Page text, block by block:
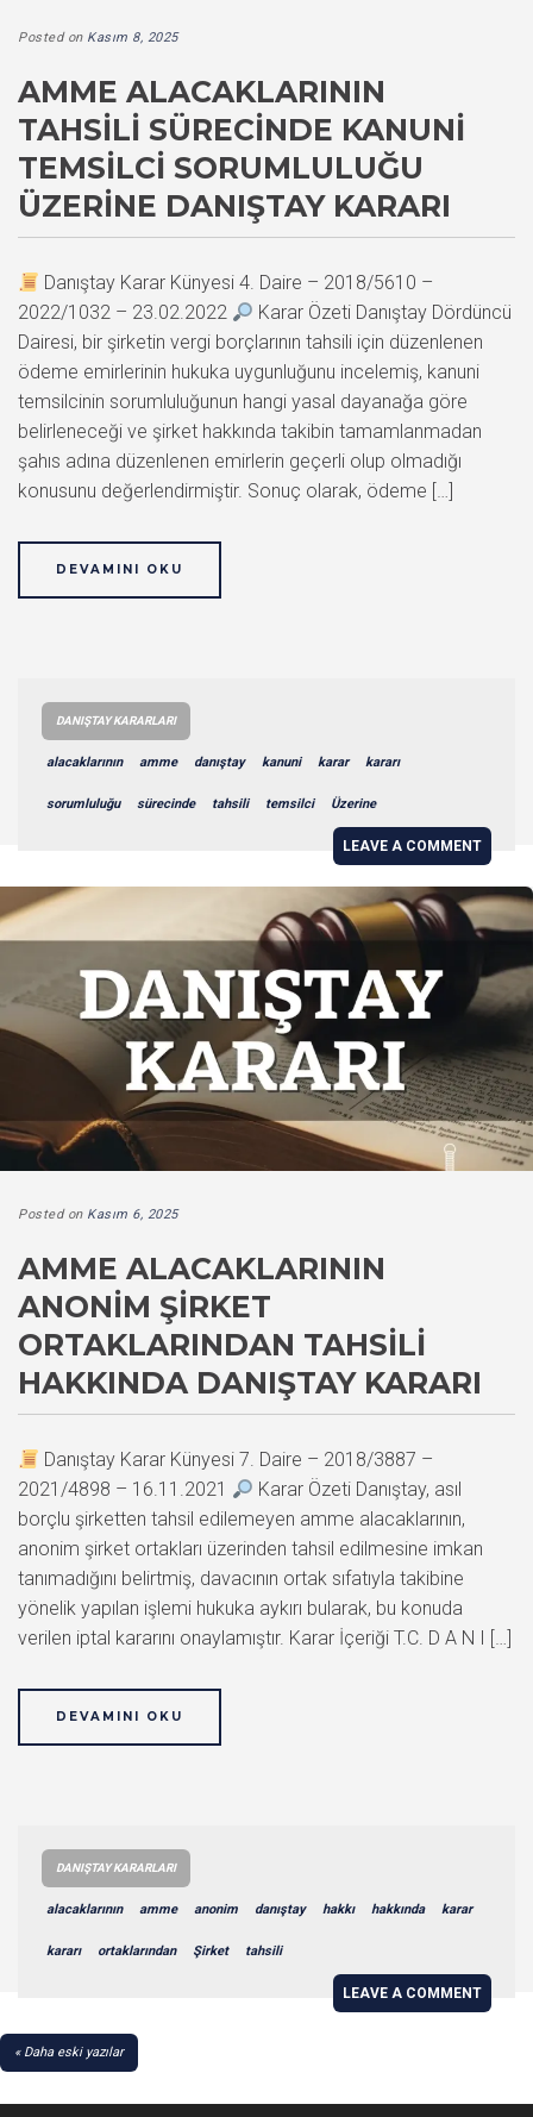
Posted on Kasım 8, 2025
AMME ALACAKLARININ
TAHSILI SÜRECINDE KANUNI
TEMSILCI SORUMLULUĞU
ÜZERINE DANIŞTAY KARARI
Danıştay Karar Künyesi 4. Daire – 2018/5610 –
2022/1032 – 23.02.2022
Karar Özeti Danıştay Dördüncü
Dairesi, bir şirketin vergi borçlarının tahsili için düzenlenen
ödeme emirlerinin hukuka uygunluğunu incelemiş, kanuni
temsilcinin sorumluluğunun hangi yasal dayanağa göre
belirleneceği ve şirket hakkında takibin tamamlanmadan
şahıs adına düzenlenen emirlerin geçerli olup olmadığı
konusunu değerlendirmiştir. Sonuç olarak, ödeme […]
DEVAMINI OKU
DANIŞTAY KARARLARI
alacaklarının amme danıştay kanuni karar kararı
sorumluluğu sürecinde tahsili temsilci Üzerine
LEAVE A COMMENT
Posted on Kasım 6, 2025
AMME ALACAKLARININ
ANONIM ŞIRKET
ORTAKLARINDAN TAHSILI
HAKKINDA DANIŞTAY KARARI
Danıştay Karar Künyesi 7. Daire – 2018/3887 –
2021/4898 – 16.11.2021
Karar Özeti Danıştay, asıl
borçlu şirketten tahsil edilemeyen amme alacaklarının,
anonim şirket ortakları üzerinden tahsil edilmesine imkan
tanımadığını belirtmiş, davacının ortak sıfatıyla takibine
yönelik yapılan işlemi hukuka aykırı bularak, bu konuda
verilen iptal kararını onaylamıştır. Karar İçeriği T.C. D A N I […]
DEVAMINI OKU
DANIŞTAY KARARLARI
alacaklarının amme anonim danıştay hakkı hakkında karar
kararı ortaklarından Şirket tahsili
LEAVE A COMMENT
YAZI
Daha eski yazılar